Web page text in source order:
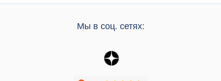
Мы в соц. сетях: